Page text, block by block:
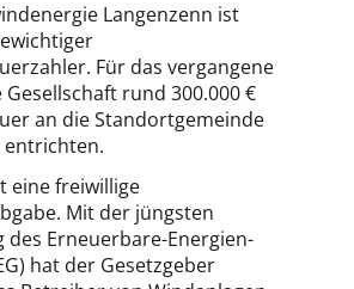
Langenzenn ist
Für das vergangene
Gesellschaft rund 300.000 €
an die Standortgemeinde
entrichten.
eine freiwillige
Mit der jüngsten
des Erneuerbare-Energien-
hat der Gesetzgeber